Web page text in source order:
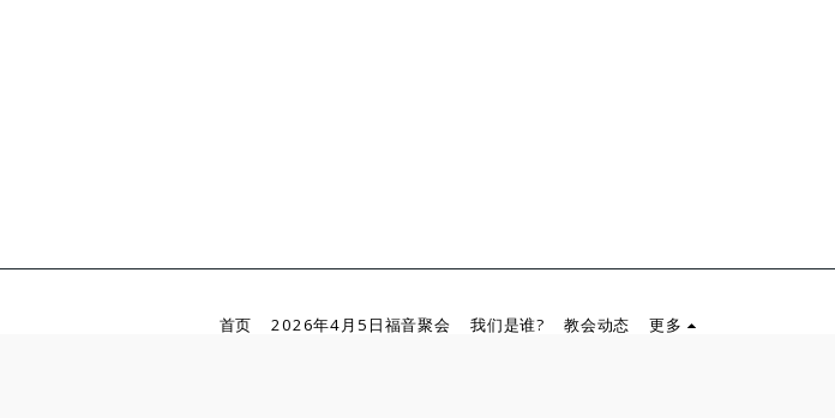
首页 2026年4月5日福音聚会 我们是谁? 教会动态 更多